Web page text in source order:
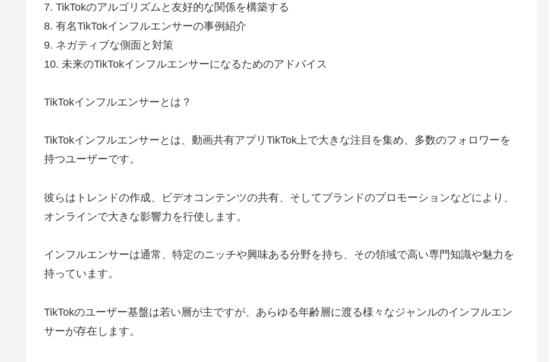
7. TikTokのアルゴリズムと友好的な関係を構築する
8. 有名TikTokインフルエンサーの事例紹介
9. ネガティブな側面と対策
10. 未来のTikTokインフルエンサーになるためのアドバイス
TikTokインフルエンサーとは？
TikTokインフルエンサーとは、動画共有アプリTikTok上で大きな注目を集め、多数のフォロワーを
持つユーザーです。
彼らはトレンドの作成、ビデオコンテンツの共有、そしてブランドのプロモーションなどにより、
オンラインで大きな影響力を行使します。
インフルエンサーは通常、特定のニッチや興味ある分野を持ち、その領域で高い専門知識や魅力を
持っています。
TikTokのユーザー基盤は若い層が主ですが、あらゆる年齢層に渡る様々なジャンルのインフルエン
サーが存在します。